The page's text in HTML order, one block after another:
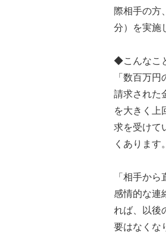
際相手の方
分）を実施
◆こんなこ
「数百万
請求された
を大きく上
求を受けて
くあります。
「相手か
感情的な連
れば、以後
要はなくな